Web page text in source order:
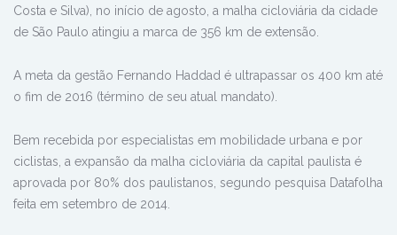
Costa e Silva), no início de agosto, a malha cicloviária da cidade
de São Paulo atingiu a marca de 356 km de extensão.
A meta da gestão Fernando Haddad é ultrapassar os 400 km até
o fim de 2016 (término de seu atual mandato).
Bem recebida por especialistas em mobilidade urbana e por
ciclistas, a expansão da malha cicloviária da capital paulista é
aprovada por 80% dos paulistanos, segundo pesquisa Datafolha
feita em setembro de 2014.